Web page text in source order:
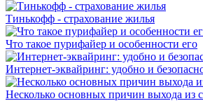
Тинькофф - страхование жилья
Что такое пурифайер и особенности его
Интернет-эквайринг: удобно и
Несколько основных причин выхода из